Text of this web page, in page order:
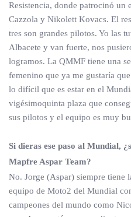
Resistencia, donde patrocinó un
Cazzola y Nikolett Kovacs. El
tres son grandes pilotos. Yo las
Albacete y van fuerte, nos
logramos. La QMMF tiene una
femenino que ya me gustaría
lo difícil que es estar en el
vigésimoquinta plaza que
sus pilotos y el equipo es muy
Si dieras ese paso al Mundial,
Mapfre Aspar Team?
No. Jorge (Aspar) siempre tiene
equipo de Moto2 del Mundial
campeones del mundo como